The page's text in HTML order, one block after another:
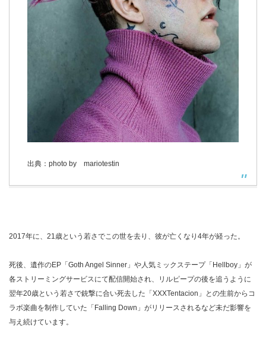
出典：photo by mariotestin
2017年に、21歳という若さでこの世を去り、彼が亡くなり4年が経った。
死後、遺作のEP「Goth Angel Sinner」や人気ミックステープ「Hellboy」が
各ストリーミングサービスにて配信開始され、リルピープの後を追うように
翌年20歳という若さで銃撃に合い死去した「XXXTentacion」との生前からコ
ラボ楽曲を制作していた「Falling Down」がリリースされるなど未だ影響を
与え続けています。